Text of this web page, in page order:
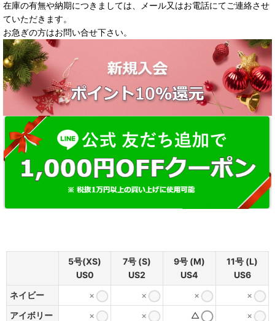
在庫の有無や納期につきましては、メール又はお電話にてご連絡させ
ていただきます。
お急ぎの方はお問い合せ下さい。
5号(XS)
US0
7号 (S)
US2
9号 (M)
US4
11号 (L)
US6
ネイビー
× × ×
×
アイボリー
× × △
×